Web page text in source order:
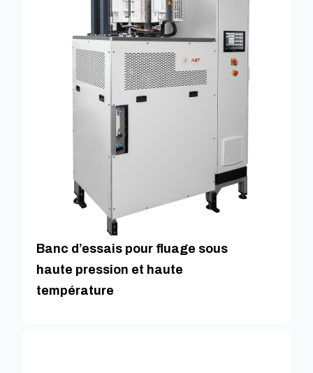
Banc d’essais pour fluage sous
haute pression et haute
température